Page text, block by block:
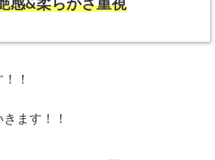
感&柔らかさ重視
！
ます！！